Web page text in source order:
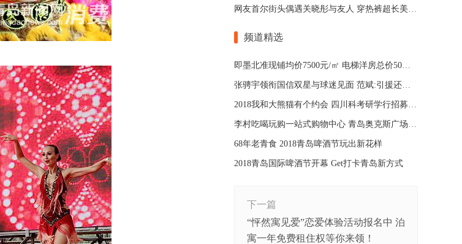
网友首尔街头偶遇关晓彤与友人 穿热裤超长美腿抢镜
频道精选
即墨北准现铺均价7500元/㎡ 电梯洋房总价50万起
张骋宇领衔国信双星与球迷见面 范斌:引援还需再等等
2018我和大熊猫有个约会 四川科考研学行招募开始
李村吃喝玩购一站式购物中心 青岛奥克斯广场开业
68年老青食 2018青岛啤酒节玩出新花样
2018青岛国际啤酒节开幕 Get打卡青岛新方式
下一篇
“怦然寓见爱”恋爱体验活动报名中 泊
寓一年免费租住权等你来领！